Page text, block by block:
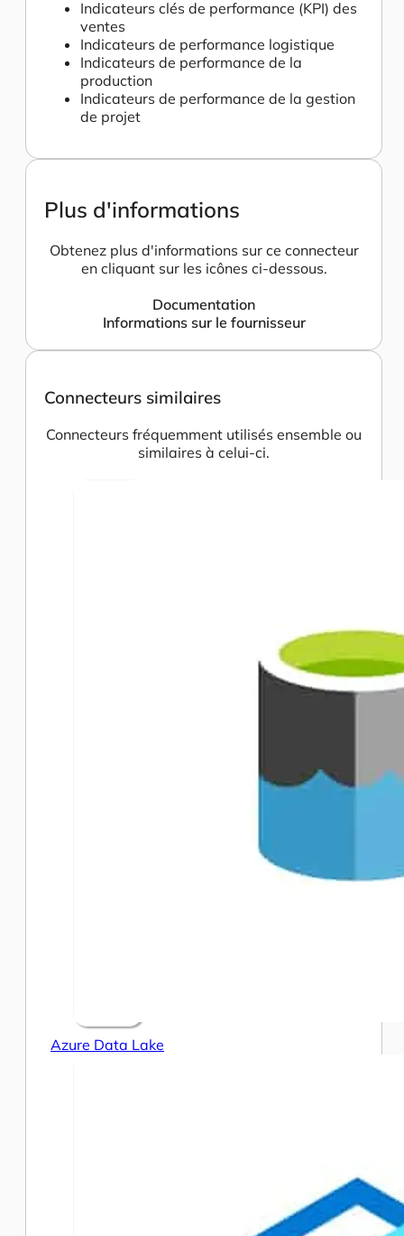
Indicateurs clés de performance (KPI) des
ventes
Indicateurs de performance logistique
Indicateurs de performance de la
production
Indicateurs de performance de la gestion
de projet
Plus d'informations
Obtenez plus d'informations sur ce connecteur
en cliquant sur les icônes ci-dessous.
Documentation
Informations sur le fournisseur
Connecteurs similaires
Connecteurs fréquemment utilisés ensemble ou
similaires à celui-ci.
Azure Data Lake